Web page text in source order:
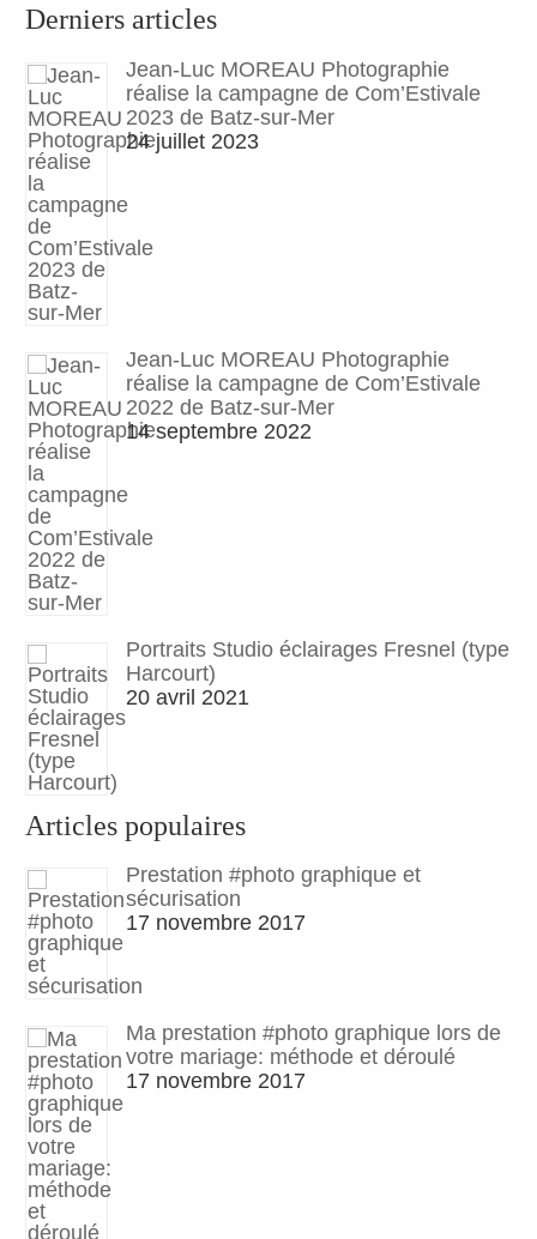
Derniers articles
Jean-Luc MOREAU Photographie
réalise la campagne de Com’Estivale
2023 de Batz-sur-Mer
24 juillet 2023
Jean-Luc MOREAU Photographie
réalise la campagne de Com’Estivale
2022 de Batz-sur-Mer
14 septembre 2022
Portraits Studio éclairages Fresnel (type
Harcourt)
20 avril 2021
Articles populaires
Prestation #photo graphique et
sécurisation
17 novembre 2017
Ma prestation #photo graphique lors de
votre mariage: méthode et déroulé
17 novembre 2017